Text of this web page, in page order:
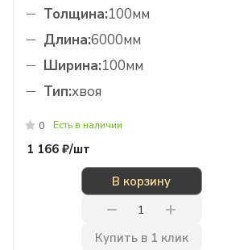
Толщина:100мм
Длина:6000мм
Ширина:100мм
Тип:хвоя
0 Есть в наличии
1 166 ₽/шт
В корзину
Купить в 1 клик